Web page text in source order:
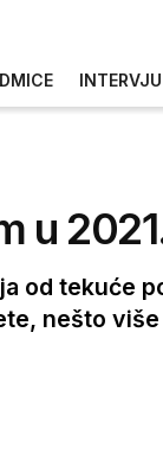
INTERVJU
u
od tekuće
nešto